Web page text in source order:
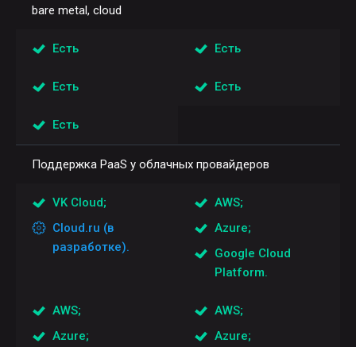
bare metal, cloud
Есть Есть
Есть Есть
Есть
Поддержка PaaS у облачных провайдеров
VK Cloud;
Cloud.ru (в
разработке).
AWS;
Azure;
Google Cloud
Platform.
AWS;
Azure;
AWS;
Azure;